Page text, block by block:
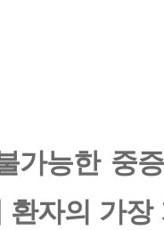
가능한 중
환자의 가